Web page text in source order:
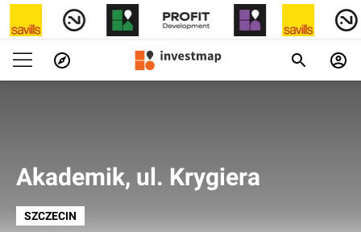
Akademik, ul. Krygiera
SZCZECIN